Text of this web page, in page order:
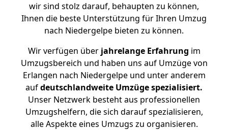
wir sind stolz darauf, behaupten zu können,
Ihnen die beste Unterstützung für Ihren Umzug
nach Niedergelpe bieten zu können.
Wir verfügen überjahrelange Erfahrung im
Umzugsbereich und haben uns auf Umzüge von
Erlangen nach Niedergelpe und unter anderem
aufdeutschlandweite Umzüge spezialisiert.
Unser Netzwerk besteht aus professionellen
Umzugshelfern, die sich darauf spezialisieren,
alle Aspekte eines Umzugs zu organisieren.